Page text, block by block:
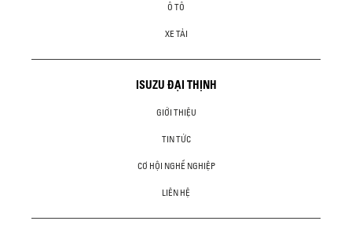
Ô TÔ
XE TẢI
ISUZU ĐẠI THỊNH
GIỚI THIỆU
TIN TỨC
CƠ HỘI NGHỀ NGHIỆP
LIÊN HỆ